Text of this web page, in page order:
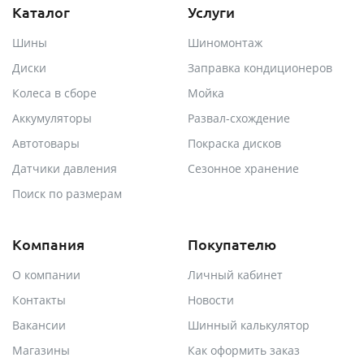
Каталог
Шины
Диски
Колеса в сборе
Аккумуляторы
Автотовары
Датчики давления
Поиск по размерам
Услуги
Шиномонтаж
Заправка кондиционеров
Мойка
Развал-схождение
Покраска дисков
Сезонное хранение
Компания
О компании
Контакты
Вакансии
Магазины
Покупателю
Личный кабинет
Новости
Шинный калькулятор
Как оформить заказ